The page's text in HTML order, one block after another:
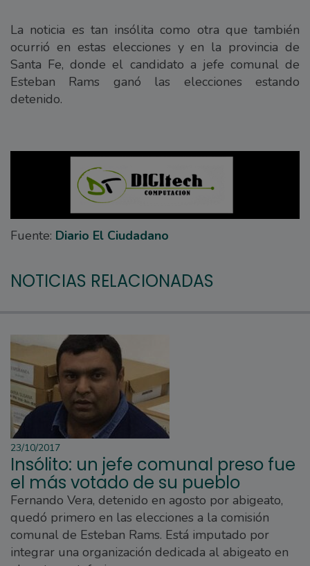
La noticia es tan insólita como otra que también
ocurrió en estas elecciones y en la provincia de
Santa Fe, donde el candidato a jefe comunal de
Esteban Rams ganó las elecciones estando
detenido.
Fuente: Diario El Ciudadano
NOTICIAS RELACIONADAS
23/10/2017
Insólito: un jefe comunal preso fue
el más votado de su pueblo
Fernando Vera, detenido en agosto por abigeato,
quedó primero en las elecciones a la comisión
comunal de Esteban Rams. Está imputado por
integrar una organización dedicada al abigeato en